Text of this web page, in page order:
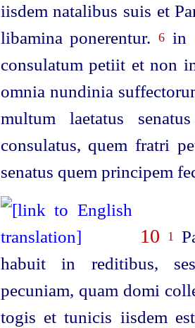
iisdem natalibus suis et
libamina ponerentur. 6 in
consulatum petiit et non
omnia nundinia
multum laetatus
consulatus, quem fratri
senatus quem principem
10 1
habuit in reditibus,
pecuniam, quam domi
togis et tunicis iisdem